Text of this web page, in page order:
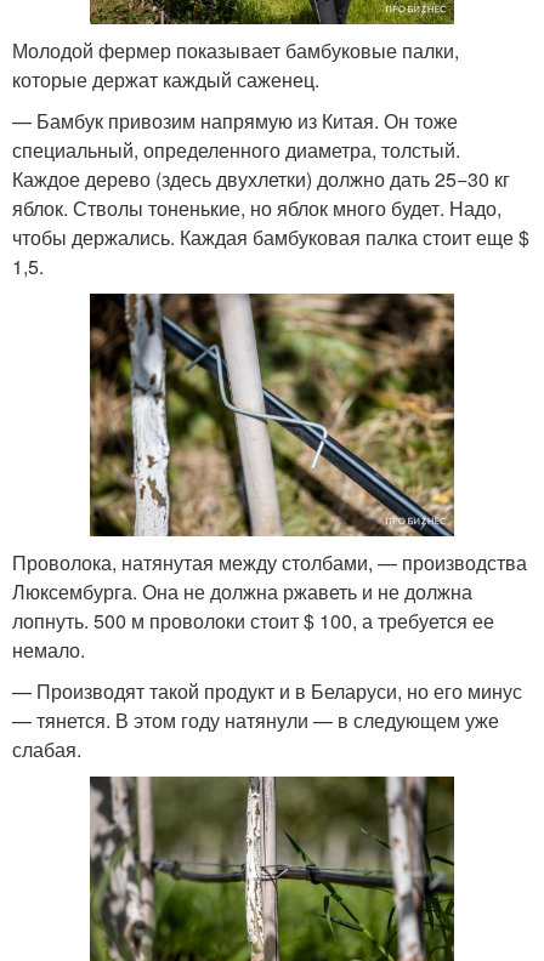
Молодой фермер показывает бамбуковые палки,
которые держат каждый саженец.
— Бамбук привозим напрямую из Китая. Он тоже
специальный, определенного диаметра, толстый.
Каждое дерево (здесь двухлетки) должно дать 25−30 кг
яблок. Стволы тоненькие, но яблок много будет. Надо,
чтобы держались. Каждая бамбуковая палка стоит еще $
1,5.
Проволока, натянутая между столбами, — производства
Люксембурга. Она не должна ржаветь и не должна
лопнуть. 500 м проволоки стоит $ 100, а требуется ее
немало.
— Производят такой продукт и в Беларуси, но его минус
— тянется. В этом году натянули — в следующем уже
слабая.